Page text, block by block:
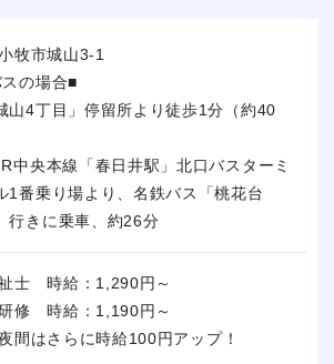
牧市城山3-1
の場合■
山4丁目」停留所より徒歩1分（約40
中央本線「春日井駅」北口バスターミ
1番乗り場より、名鉄バス「桃花台
行きに乗車、約26分
士 時給：1,290円～
修 時給：1,190円～
間はさらに時給100円アップ！